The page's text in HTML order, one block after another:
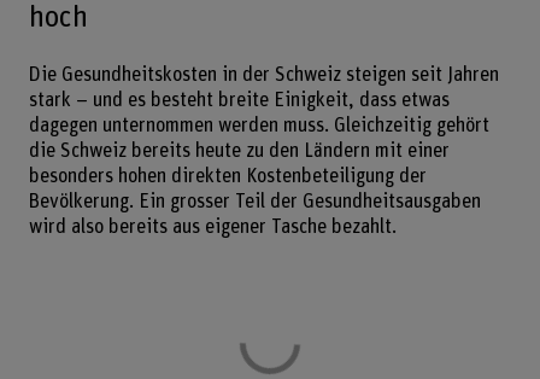
hoch
Die Gesundheitskosten in der Schweiz steigen seit Jahren
stark – und es besteht breite Einigkeit, dass etwas
dagegen unternommen werden muss. Gleichzeitig gehört
die Schweiz bereits heute zu den Ländern mit einer
besonders hohen direkten Kostenbeteiligung der
Bevölkerung. Ein grosser Teil der Gesundheitsausgaben
wird also bereits aus eigener Tasche bezahlt.